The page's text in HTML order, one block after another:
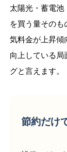
太陽光・蓄電池
を買う量その
気料金が上昇傾
向上している局
グと言えます。
節約だけ